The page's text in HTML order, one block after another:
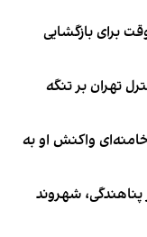
برای بازگشایی
تهران بر تنگه
واکنش او به
۵ ماه پس از پناهندگی، شهروند